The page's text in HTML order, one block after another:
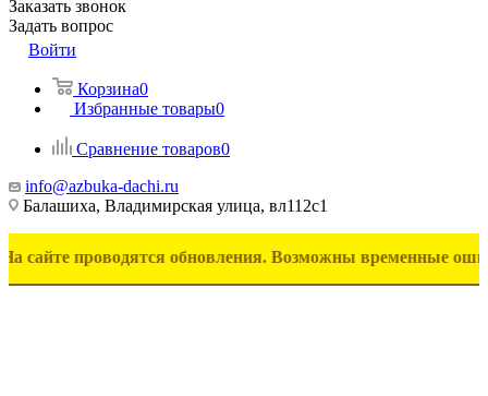
Заказать звонок
Задать вопрос
Войти
Корзина0
Избранные товары0
Сравнение товаров0
info@azbuka-dachi.ru
Балашиха, Владимирская улица, вл112с1
обновления. Возможны временные ошибки в